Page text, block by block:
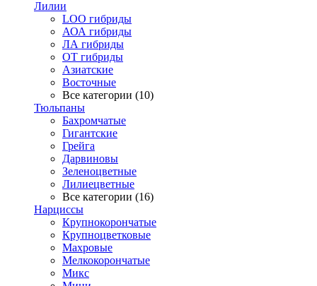
Лилии
LOO гибриды
АОА гибриды
ЛА гибриды
ОТ гибриды
Азиатские
Восточные
Все категории (10)
Тюльпаны
Бахромчатые
Гигантские
Грейга
Дарвиновы
Зеленоцветные
Лилиецветные
Все категории (16)
Нарциссы
Крупнокорончатые
Крупноцветковые
Махровые
Мелкокорончатые
Микс